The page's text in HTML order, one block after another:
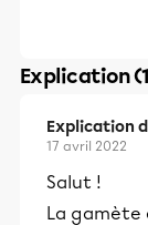
Explication
Explication
17 avril 2022
Salut !
La gamète